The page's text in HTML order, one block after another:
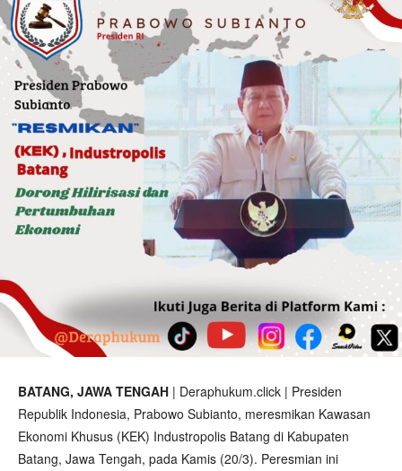
BATANG, JAWA TENGAH | Deraphukum.click | Presiden
Republik Indonesia, Prabowo Subianto, meresmikan Kawasan
Ekonomi Khusus (KEK) Industropolis Batang di Kabupaten
Batang, Jawa Tengah, pada Kamis (20/3). Peresmian ini